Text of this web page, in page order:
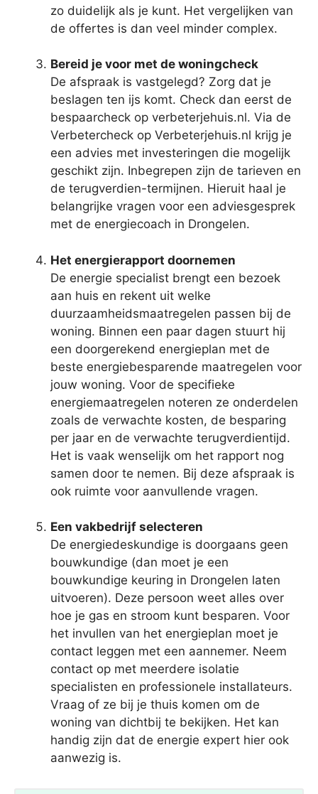
zo duidelijk als je kunt. Het vergelijken van
de offertes is dan veel minder complex.
Bereid je voor met de woningcheck
De afspraak is vastgelegd? Zorg dat je
beslagen ten ijs komt. Check dan eerst de
bespaarcheck op verbeterjehuis.nl. Via de
Verbetercheck op Verbeterjehuis.nl krijg je
een advies met investeringen die mogelijk
geschikt zijn. Inbegrepen zijn de tarieven en
de terugverdien-termijnen. Hieruit haal je
belangrijke vragen voor een adviesgesprek
met de energiecoach in Drongelen.
Het energierapport doornemen
De energie specialist brengt een bezoek
aan huis en rekent uit welke
duurzaamheidsmaatregelen passen bij de
woning. Binnen een paar dagen stuurt hij
een doorgerekend energieplan met de
beste energiebesparende maatregelen voor
jouw woning. Voor de specifieke
energiemaatregelen noteren ze onderdelen
zoals de verwachte kosten, de besparing
per jaar en de verwachte terugverdientijd.
Het is vaak wenselijk om het rapport nog
samen door te nemen. Bij deze afspraak is
ook ruimte voor aanvullende vragen.
Een vakbedrijf selecteren
De energiedeskundige is doorgaans geen
bouwkundige (dan moet je een
bouwkundige keuring in Drongelen laten
uitvoeren). Deze persoon weet alles over
hoe je gas en stroom kunt besparen. Voor
het invullen van het energieplan moet je
contact leggen met een aannemer. Neem
contact op met meerdere isolatie
specialisten en professionele installateurs.
Vraag of ze bij je thuis komen om de
woning van dichtbij te bekijken. Het kan
handig zijn dat de energie expert hier ook
aanwezig is.